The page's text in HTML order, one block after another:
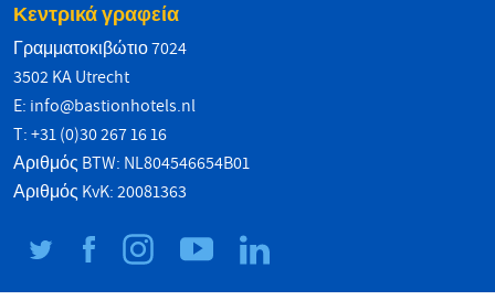
Κεντρικά γραφεία
Γραμματοκιβώτιο 7024
3502 KA Utrecht
E: info@bastionhotels.nl
T: +31 (0)30 267 16 16
Αριθμός BTW: NL804546654B01
Αριθμός KvK: 20081363